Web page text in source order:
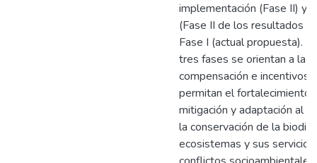
implementación (Fase II) y
(Fase II de los resultados
Fase I (actual propuesta).
tres fases se orientan a la
compensación e incentivos
permitan el fortalecimiento
mitigación y adaptación al
la conservación de la
ecosistemas y sus